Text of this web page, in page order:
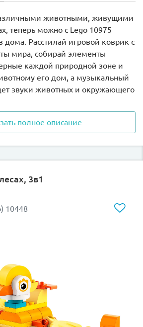
животными, живущими
теперь можно с Lego 10975
дома. Расстилай игровой коврик с
мира, собирай элементы
каждой природной зоне и
его дом, а музыкальный
звуки животных и окружающего
построить самые необычные
разных частях света, например:
елочки, толстый баобаб
жителей саванны есть
ледовая горка, а для
прежнего цвета и формы, а
соединения друг с
22 представителя
олени, львы, жираф, слоны,
полное описание
3в1
10448